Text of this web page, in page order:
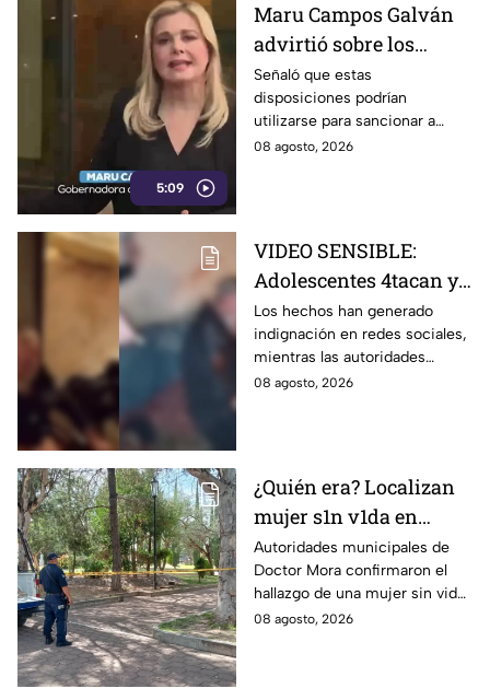
5:09
Maru Campos Galván
advirtió sobre los
riesgos de los nuevos
lineamientos para la
libertad de expresión
Señaló que estas
disposiciones podrían
utilizarse para sancionar a
medios y periodistas críticos
08 agosto, 2026
VIDEO SENSIBLE:
Adolescentes 4tacan y
quem4n a un abuelito
dentro de su casa
Los hechos han generado
indignación en redes sociales,
mientras las autoridades
investigan las circunstancias
08 agosto, 2026
¿Quién era? Localizan
mujer s1n v1da en
pleno centro histórico;
esto se sabe
Autoridades municipales de
Doctor Mora confirmaron el
hallazgo de una mujer sin vida
en la Alameda Municipal.
08 agosto, 2026